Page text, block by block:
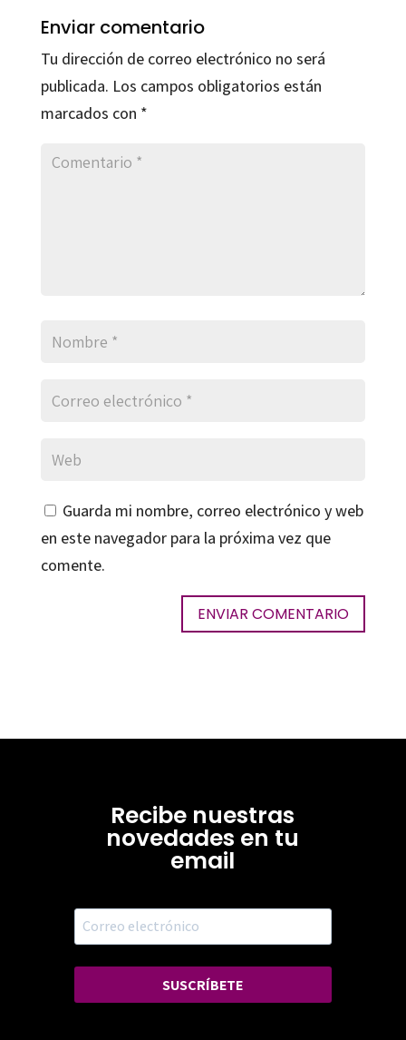
Enviar comentario
Tu dirección de correo electrónico no será
publicada. Los campos obligatorios están
marcados con *
Guarda mi nombre, correo electrónico y web
en este navegador para la próxima vez que
comente.
Recibe nuestras
novedades en tu
email
SUSCRÍBETE